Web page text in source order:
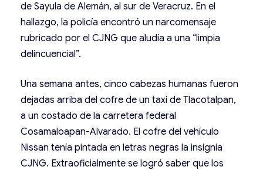
de Sayula de Alemán, al sur de Veracruz. En el
hallazgo, la policía encontró un narcomensaje
rubricado por el CJNG que aludía a una “limpia
delincuencial”.
Una semana antes, cinco cabezas humanas fueron
dejadas arriba del cofre de un taxi de Tlacotalpan,
a un costado de la carretera federal
Cosamaloapan-Alvarado. El cofre del vehículo
Nissan tenía pintada en letras negras la insignia
CJNG. Extraoficialmente se logró saber que los